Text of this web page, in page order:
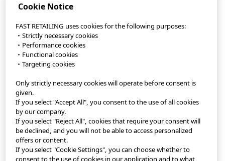
StyleHint App
Terms of Use
Privacy Policy
Sitemap
Cookie Notice
FAST RETAILING uses cookies for the following purposes:
・Strictly necessary cookies
・Performance cookies
・Functional cookies
・Targeting cookies
Only strictly necessary cookies will operate before consent is
given.
If you select "Accept All", you consent to the use of all cookies
by our company.
If you select "Reject All", cookies that require your consent will
be declined, and you will not be able to access personalized
offers or content.
If you select "Cookie Settings", you can choose whether to
consent to the use of cookies in our application and to what